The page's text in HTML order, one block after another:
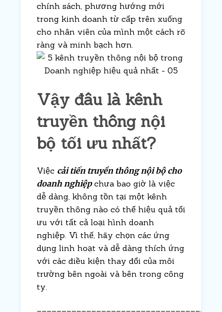
chính sách, phương hướng mới
trong kinh doanh từ cấp trên xuống
cho nhân viên của mình một cách rõ
ràng và minh bạch hơn.
Vậy đâu là kênh
truyền thông nội
bộ tối ưu nhất?
Việc cải tiến truyền thông nội bộ cho
doanh nghiệpchưa bao giờ là việc
dễ dàng, không tồn tại một kênh
truyền thông nào có thể hiệu quả tối
ưu với tất cả loại hình doanh
nghiệp. Vì thế, hãy chọn các ứng
dụng linh hoạt và dễ dàng thích ứng
với các điều kiện thay đổi của môi
trường bên ngoài và bên trong công
ty.